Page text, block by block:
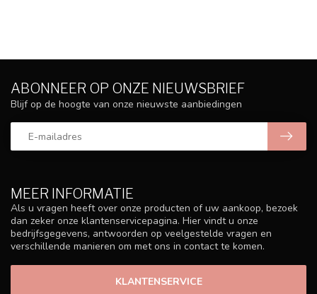
MEER INFORMATIE
Als u vragen heeft over onze producten of uw aankoop, bezoek
dan zeker onze klantenservicepagina. Hier vindt u onze
bedrijfsgegevens, antwoorden op veelgestelde vragen en
verschillende manieren om met ons in contact te komen.
KLANTENSERVICE
ABONNEER OP ONZE NIEUWSBRIEF
Blijf op de hoogte van onze nieuwste aanbiedingen